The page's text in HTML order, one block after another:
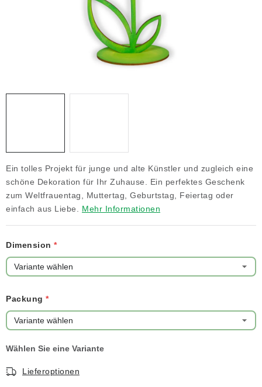
Kontaktieren Sie uns
Über uns
Ein tolles Projekt für junge und alte Künstler und zugleich eine
schöne Dekoration für Ihr Zuhause. Ein perfektes Geschenk
zum Weltfrauentag, Muttertag, Geburtstag, Feiertag oder
einfach aus Liebe.
Mehr Informationen
Dimension
Packung
Lieferoptionen